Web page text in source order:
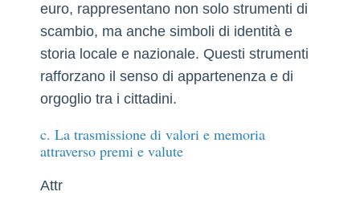
euro, rappresentano non solo strumenti di
scambio, ma anche simboli di identità e
storia locale e nazionale. Questi strumenti
rafforzano il senso di appartenenza e di
orgoglio tra i cittadini.
c. La trasmissione di valori e memoria
attraverso premi e valute
Attr